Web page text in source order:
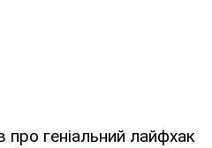
про геніальний лайфхак